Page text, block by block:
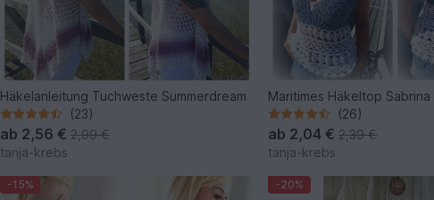
Häkelanleitung Tuchweste Summerdream
(23)
ab 2,56 € 2,99 €
tanja-krebs
Maritimes Häkeltop
(26)
ab 2,04 € 2,39 €
tanja-krebs
-15% -20%